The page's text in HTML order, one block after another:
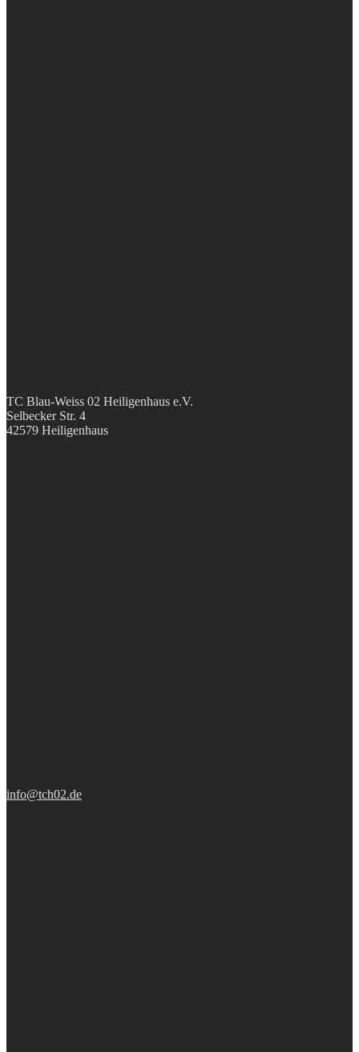
TC Blau-Weiss 02 Heiligenhaus e.V.
Selbecker Str. 4
42579 Heiligenhaus
info@tch02.de